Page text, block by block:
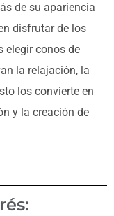
de su apariencia
disfrutar de los
elegir conos de
la relajación, la
los convierte en
y la creación de